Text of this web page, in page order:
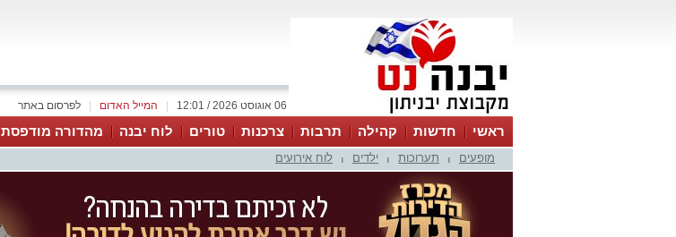
לפרסום באתר המייל האדום 06 אוגוסט 2026 / 12:01
ראשי חדשות קהילה תרבות צרכנות טורים לוח יבנה מהדורה מודפסת
מופעים תערוכות ילדים לוח אירועים